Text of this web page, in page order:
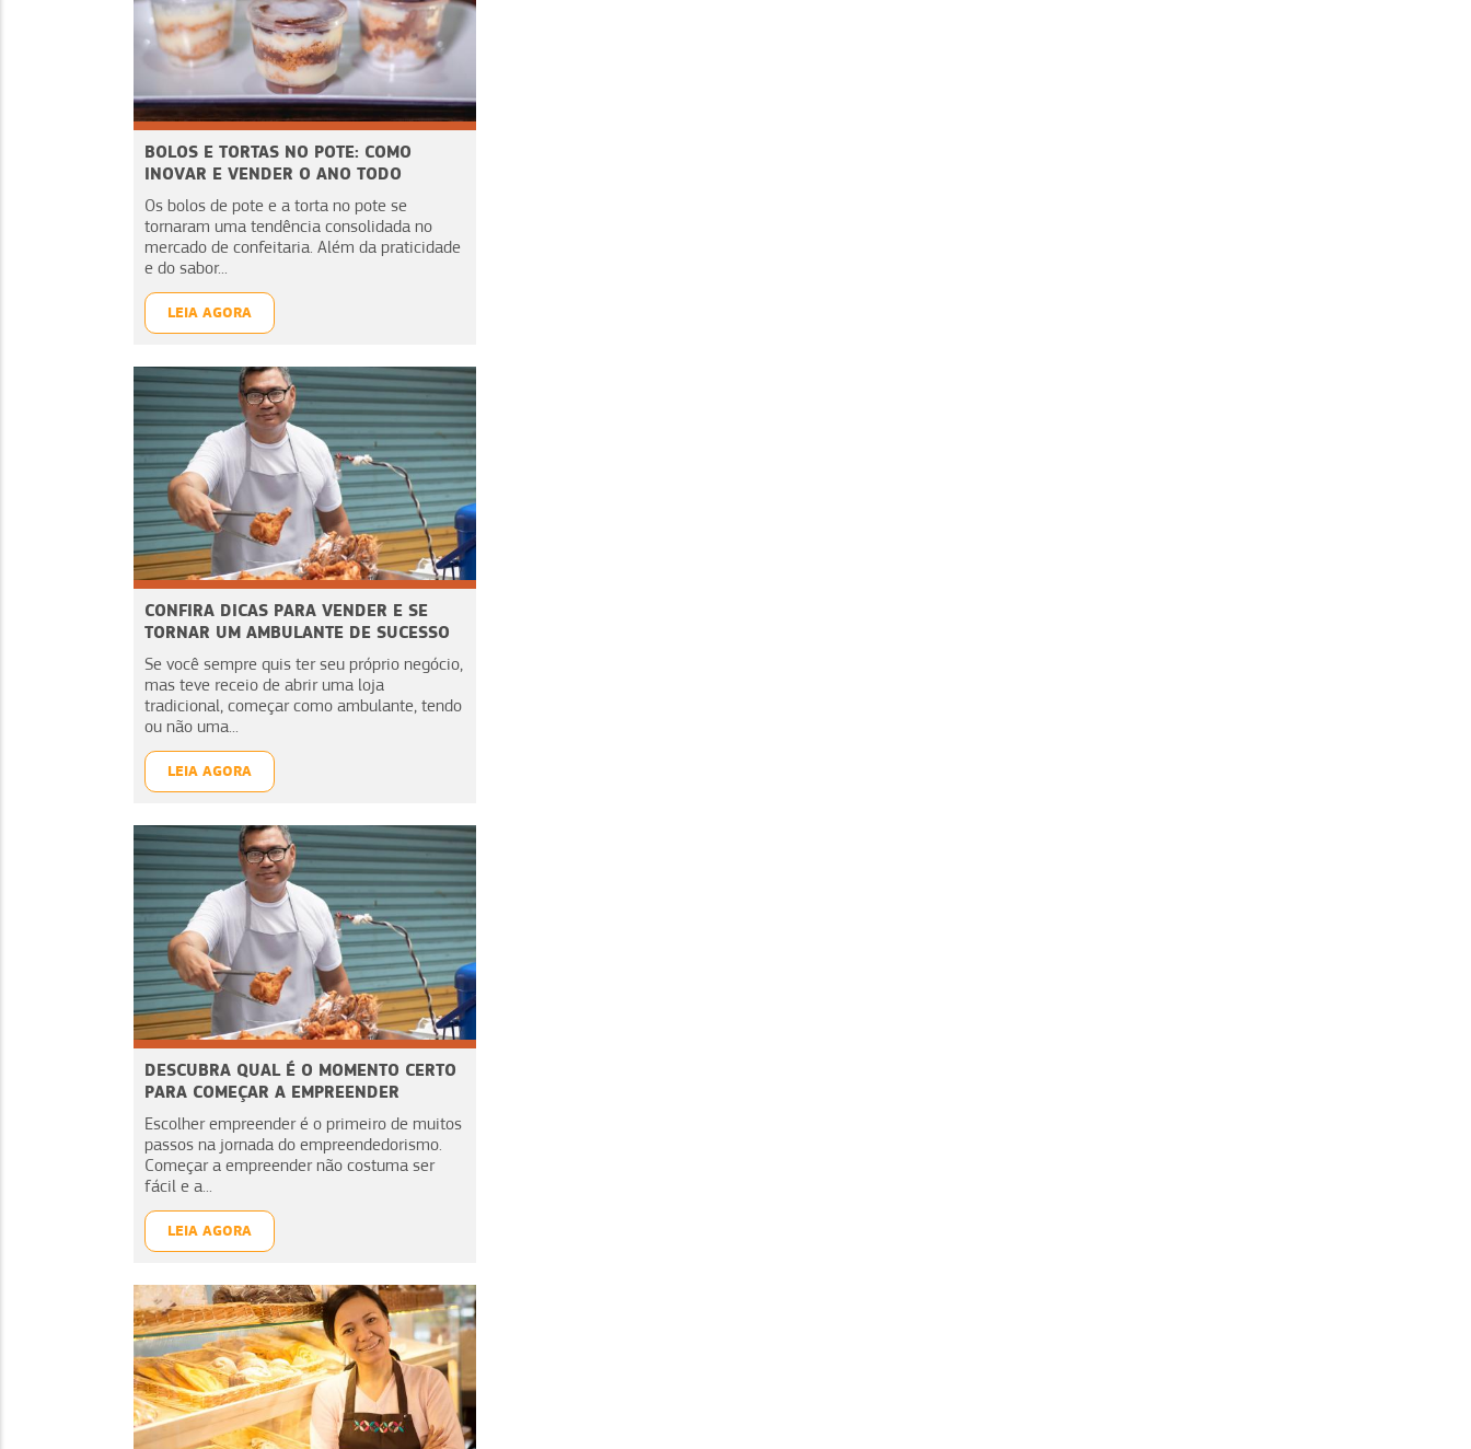
BOLOS E TORTAS NO POTE: COMO
INOVAR E VENDER O ANO TODO
Os bolos de pote e a torta no pote se
tornaram uma tendência consolidada no
mercado de confeitaria. Além da praticidade
e do sabor...
LEIA AGORA
CONFIRA DICAS PARA VENDER E SE
TORNAR UM AMBULANTE DE SUCESSO
Se você sempre quis ter seu próprio negócio,
mas teve receio de abrir uma loja
tradicional, começar como ambulante, tendo
ou não uma...
LEIA AGORA
DESCUBRA QUAL É O MOMENTO CERTO
PARA COMEÇAR A EMPREENDER
Escolher empreender é o primeiro de muitos
passos na jornada do empreendedorismo.
Começar a empreender não costuma ser
fácil e a...
LEIA AGORA